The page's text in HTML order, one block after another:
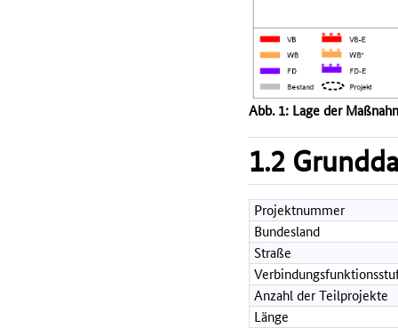
Abb. 1: Lage der
1.2
Projektnummer
Bundesland
Straße
Anzahl der Teilprojekte
Länge